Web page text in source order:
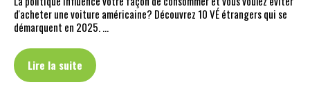
d'acheter une voiture américaine? Découvrez 10 VÉ étrangers qui se
démarquent en 2025. …
Lire la suite